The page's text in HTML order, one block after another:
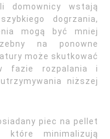
domownicy wstają
dogrzania,
mogą być mniej
na ponowne
może skutkować
fazie rozpalania i
niższej
piec na pellet
minimalizują